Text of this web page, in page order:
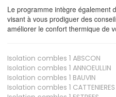
Le programme intègre également
visant à vous prodiguer des
améliorer le confort thermique de
Isolation combles 1 ABSCON
Isolation combles 1 ANNOEULLIN
Isolation combles 1 BAUVIN
Isolation combles 1 CATTENIERES